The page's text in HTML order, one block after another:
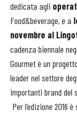
dedicata agli
Food&beverage, e a
novembre al
cadenza biennale
Gourmet è un
leader nel settore
importanti brand del
Per l’edizione 2016